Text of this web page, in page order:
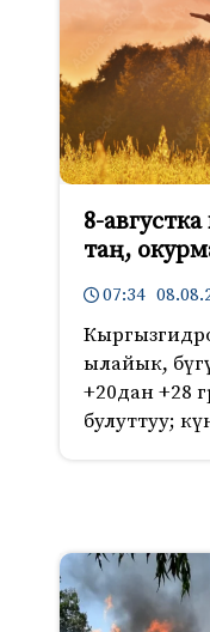
8-
таң,
07:34
ылайык,
+20дан +28
булуттуу;